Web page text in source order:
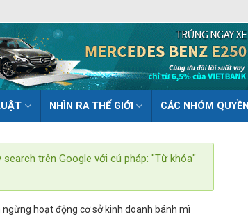
NHÌN RA THẾ GIỚI CÁC NHÓM QUYỀN
trên Google với cú pháp: "Từ khóa"
hoạt động cơ sở kinh doanh bánh mì